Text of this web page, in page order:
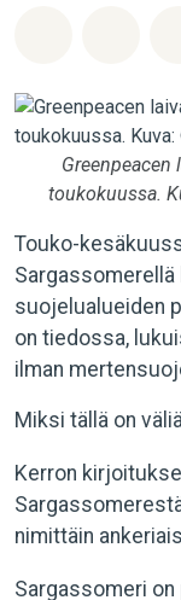
Greenpeacen
toukokuussa.
Touko-
suojelualueiden
on tiedossa,
ilman
Miksi tällä on
Kerron
nimittäin
Sargassomeri